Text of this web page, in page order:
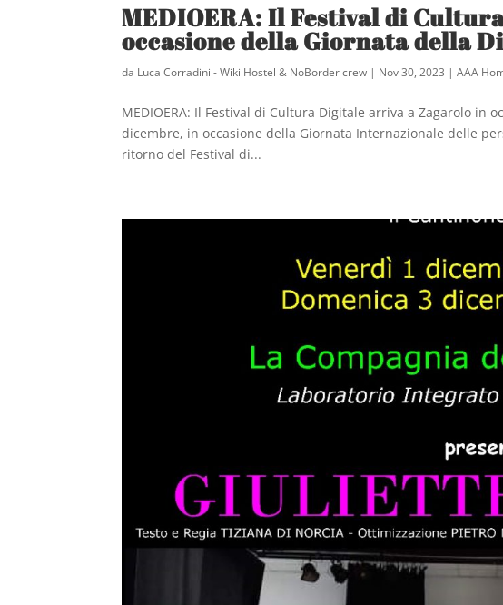
MEDIOERA: Il Festival di
occasione della Giornata della
da Luca Corradini - Wiki Hostel & NoBorder crew | Nov 30, 2023 |AAA
MEDIOERA: Il Festival di Cultura Digitale arriva a Zagarolo in
dicembre, in occasione della Giornata Internazionale delle
ritorno del Festival di...